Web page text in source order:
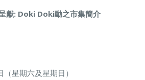
獻: Doki Doki動之市集簡介
星期六及星期日）